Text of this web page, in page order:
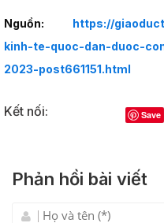
Nguồn: https://
kinh-te-quoc-dan-duoc-
2023-post661151.html
Kết nối: Save
Phản hồi bài viết